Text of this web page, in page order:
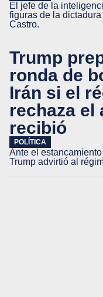
El jefe de la
figuras de la
Castro.
Trump
ronda de
Irán si el
rechaza el
recibió
POLÍTICA
Ante el
Trump advirtió al